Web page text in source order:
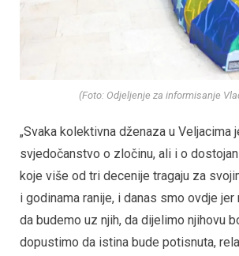
(Foto: Odjeljenje za informisanje
„Svaka kolektivna dženaza u Veljacima
svjedočanstvo o zločinu, ali i o
koje više od tri decenije tragaju za
i godinama ranije, i danas smo ovdje jer
da budemo uz njih, da dijelimo njihovu
dopustimo da istina bude potisnuta,